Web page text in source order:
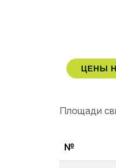
ЦЕНЫ
Площади
№